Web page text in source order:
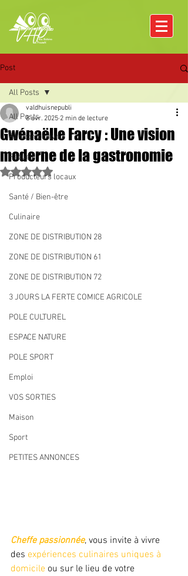
Post
All Posts
Rencontre avec
Pâques
Producteurs locaux
Santé / Bien-être
Culinaire
ZONE DE DISTRIBUTION 28
ZONE DE DISTRIBUTION 61
ZONE DE DISTRIBUTION 72
3 JOURS LA FERTE COMICE AGRICOLE
POLE CULTUREL
ESPACE NATURE
POLE SPORT
Emploi
VOS SORTIES
Maison
Sport
PETITES ANNONCES
All Posts
Gwénaëlle Farcy : Une vision
moderne de la gastronomie
valdhuisnepubli
8 avr. 2025 2 min de lecture
Noté NaN étoiles sur 5.
Cheffe passionnée, vous invite à vivre
des expériences culinaires uniques à
domicile ou sur le lieu de votre